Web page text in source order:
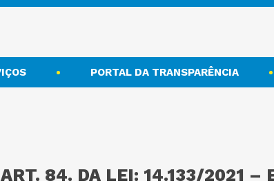
PORTAL DA TRANSPARÊNCIA
84. DA LEI: 14.133/2021 –